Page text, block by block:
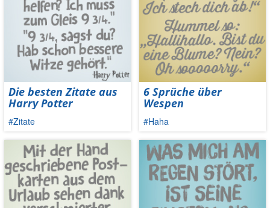
Die besten Zitate aus
Harry Potter
#Zitate
6 Sprüche über
Wespen
#Haha